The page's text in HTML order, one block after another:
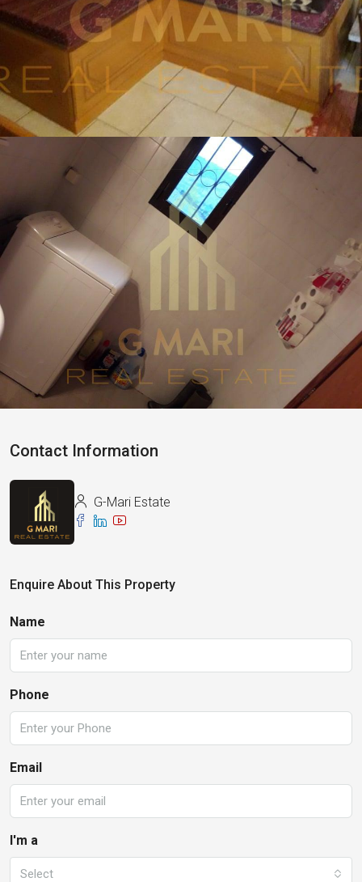
Contact Information
G-Mari Estate
Enquire About This Property
Name
Phone
Email
I'm a
Select